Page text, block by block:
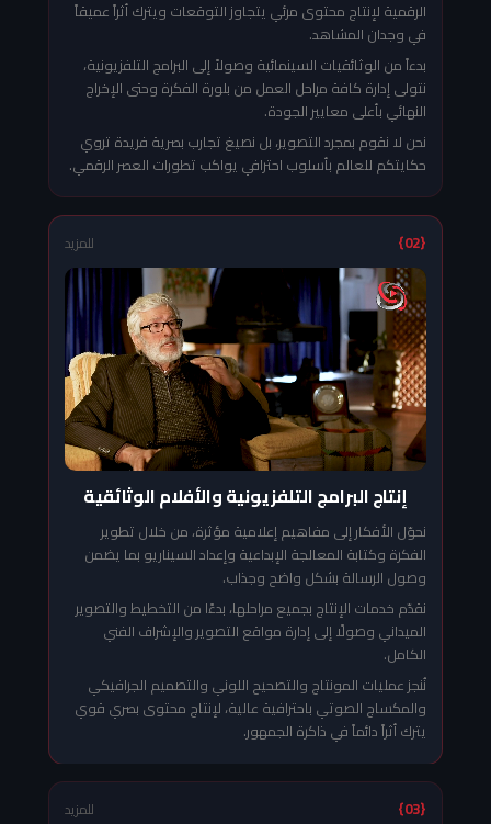
الرقمية لإنتاج محتوى مرئي يتجاوز التوقعات ويترك أثراً عميقاً
في وجدان المشاهد.
بدءاً من الوثائقيات السينمائية وصولاً إلى البرامج التلفزيونية،
نتولى إدارة كافة مراحل العمل من بلورة الفكرة وحتى الإخراج
النهائي بأعلى معايير الجودة.
نحن لا نقوم بمجرد التصوير، بل نصيغ تجارب بصرية فريدة تروي
حكايتكم للعالم بأسلوب احترافي يواكب تطورات العصر الرقمي.
{02} للمزيد
إنتاج البرامج التلفزيونية والأفلام الوثائقية
نحوّل الأفكار إلى مفاهيم إعلامية مؤثرة، من خلال تطوير
الفكرة وكتابة المعالجة الإبداعية وإعداد السيناريو بما يضمن
وصول الرسالة بشكل واضح وجذاب.
نقدّم خدمات الإنتاج بجميع مراحلها، بدءًا من التخطيط والتصوير
الميداني وصولًا إلى إدارة مواقع التصوير والإشراف الفني
الكامل.
نُنجز عمليات المونتاج والتصحيح اللوني والتصميم الجرافيكي
والمكساج الصوتي باحترافية عالية، لإنتاج محتوى بصري قوي
يترك أثراً دائماً في ذاكرة الجمهور.
{03} للمزيد